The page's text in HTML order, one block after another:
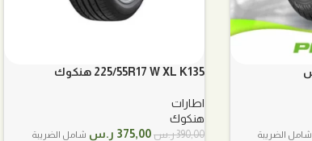
السعر
شامل الضريبة
225/55R17 W XL K135 هنكوك
اطارات
هنكوك
390,00ر.س السعر
375,00 ر.س السعر
شامل الضريبة